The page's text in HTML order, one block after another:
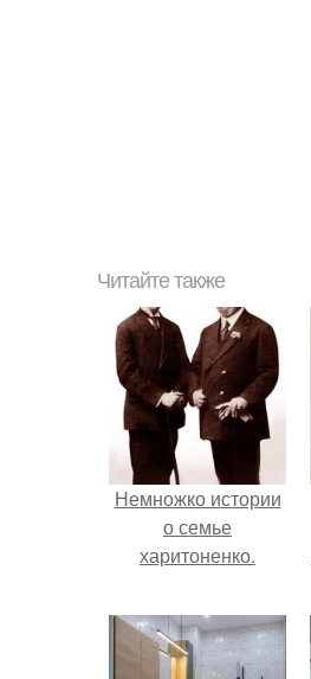
Читайте также
Немножко истории
о семье
харитоненко.